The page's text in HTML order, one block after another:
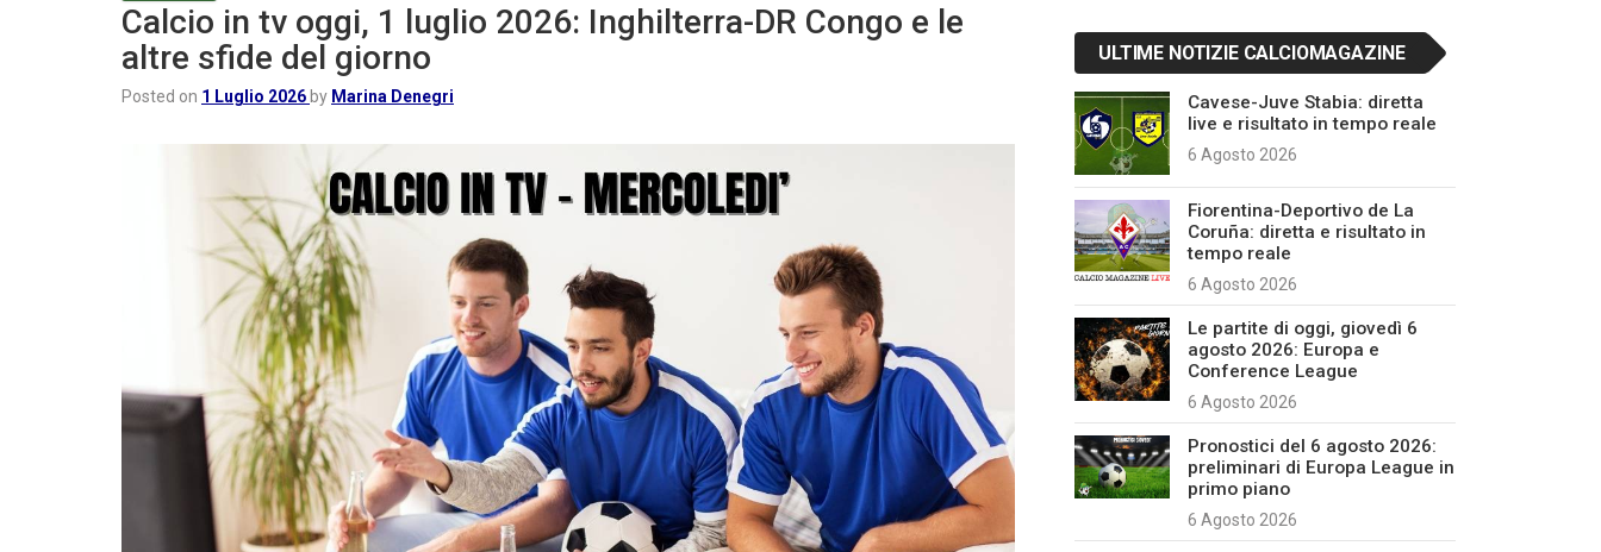
Calcio in tv oggi, 1 luglio 2026: Inghilterra-DR Congo e le
altre sfide del giorno
Posted on 1 Luglio 2026 by Marina Denegri
ULTIME NOTIZIE CALCIOMAGAZINE
Cavese-Juve Stabia: diretta
live e risultato in tempo reale
6 Agosto 2026
Fiorentina-Deportivo de La
Coruña: diretta e risultato in
tempo reale
6 Agosto 2026
Le partite di oggi, giovedì 6
agosto 2026: Europa e
Conference League
6 Agosto 2026
Pronostici del 6 agosto 2026:
preliminari di Europa League in
primo piano
6 Agosto 2026